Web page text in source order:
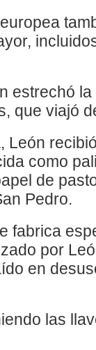
estrechó
que viajó
León
como
de
Pedro.
fabrica
por
en
las